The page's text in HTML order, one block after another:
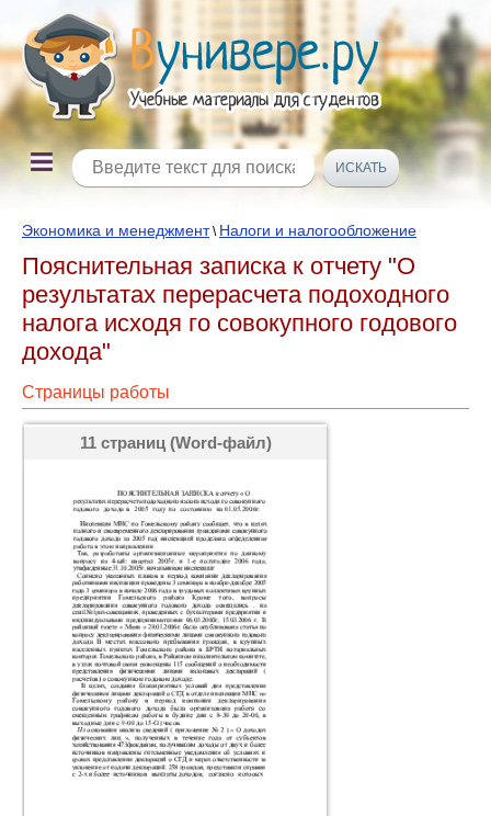
Экономика и менеджмент\ Налоги и налогообложение
Пояснительная записка к отчету "О
результатах перерасчета подоходного
налога исходя го совокупного годового
дохода"
Страницы работы
11 страниц (Word-файл)